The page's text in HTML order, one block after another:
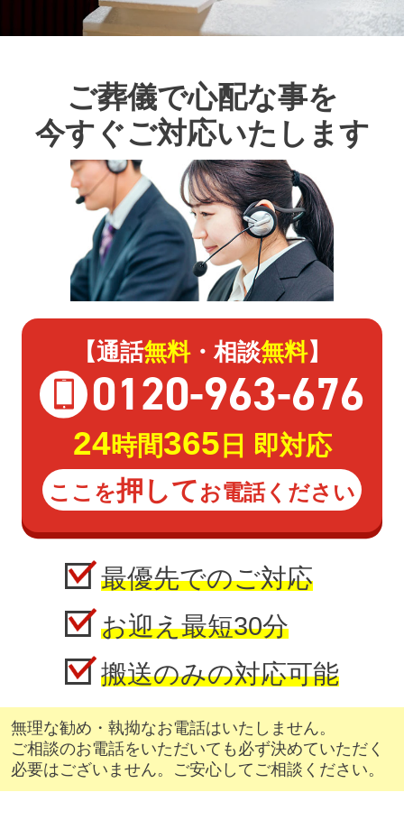
ご葬儀で心配な事を
今すぐご対応いたします
【通話無料・相談無料】
0120-963-676
24時間365 日 即対応
ここを押してお電話ください
最優先でのご対応
お迎え最短30分
搬送のみの対応可能
無理な勧め・執拗なお電話はいたしません。
ご相談のお電話をいただいても必ず決めていただく
必要はございません。ご安心してご相談ください。